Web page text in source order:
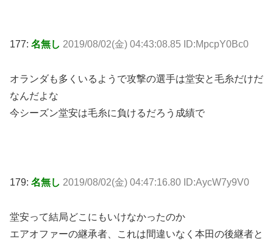
177: 名無し 2019/08/02(金) 04:43:08.85 ID:MpcpY0Bc0
オランダも多くいるようで攻撃の選手は堂安と毛糸だけだ
なんだよな
今シーズン堂安は毛糸に負けるだろう成績で
179: 名無し 2019/08/02(金) 04:47:16.80 ID:AycW7y9V0
堂安って結局どこにもいけなかったのか
エアオファーの継承者、これは間違いなく本田の後継者と